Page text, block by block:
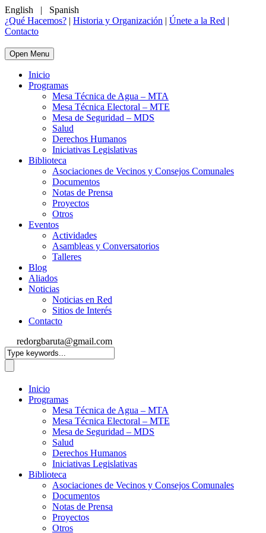
English |
Spanish
¿Qué Hacemos? | Historia y Organización | Únete a la Red |
Contacto
Open Menu
Inicio
Programas
Mesa Técnica de Agua – MTA
Mesa Técnica Electoral – MTE
Mesa de Seguridad – MDS
Salud
Derechos Humanos
Iniciativas Legislativas
Biblioteca
Asociaciones de Vecinos y Consejos Comunales
Documentos
Notas de Prensa
Proyectos
Otros
Eventos
Actividades
Asambleas y Conversatorios
Talleres
Blog
Aliados
Noticias
Noticias en Red
Sitios de Interés
Contacto
redorgbaruta@gmail.com
Inicio
Programas
Mesa Técnica de Agua – MTA
Mesa Técnica Electoral – MTE
Mesa de Seguridad – MDS
Salud
Derechos Humanos
Iniciativas Legislativas
Biblioteca
Asociaciones de Vecinos y Consejos Comunales
Documentos
Notas de Prensa
Proyectos
Otros